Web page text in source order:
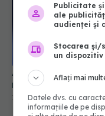
A murit actorul
rolul din Jurassic
13 iul 2026, 11:23
Publicitate
ale
audienței și
Stocarea și/
un dispozitiv
Aflați mai
Datele dvs. cu
informațiile de pe